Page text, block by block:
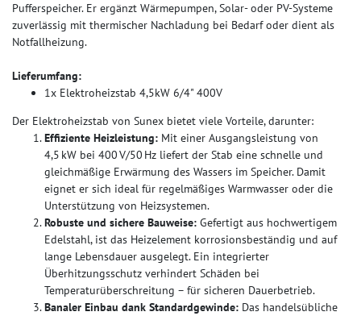
Pufferspeicher. Er ergänzt Wärmepumpen, Solar- oder PV-Systeme
zuverlässig mit thermischer Nachladung bei Bedarf oder dient als
Notfallheizung.
Lieferumfang:
1x Elektroheizstab 4,5kW 6/4" 400V
Der Elektroheizstab von Sunex bietet viele Vorteile, darunter:
Effiziente Heizleistung: Mit einer Ausgangsleistung von
4,5 kW bei 400 V/50 Hz liefert der Stab eine schnelle und
gleichmäßige Erwärmung des Wassers im Speicher. Damit
eignet er sich ideal für regelmäßiges Warmwasser oder die
Unterstützung von Heizsystemen.
Robuste und sichere Bauweise: Gefertigt aus hochwertigem
Edelstahl, ist das Heizelement korrosionsbeständig und auf
lange Lebensdauer ausgelegt. Ein integrierter
Überhitzungsschutz verhindert Schäden bei
Temperaturüberschreitung – für sicheren Dauerbetrieb.
Banaler Einbau dank Standardgewinde: Das handelsübliche